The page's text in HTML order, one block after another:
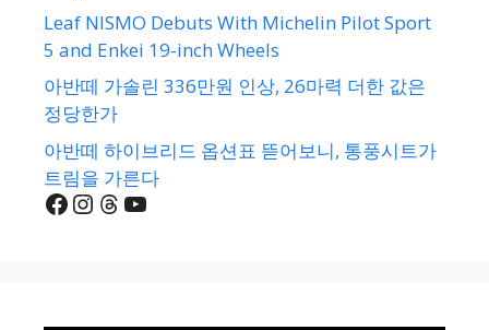
Leaf NISMO Debuts With Michelin Pilot Sport
5 and Enkei 19-inch Wheels
아반떼 가솔린 336만원 인상, 26마력 더한 값은
정당한가
아반떼 하이브리드 옵션표 뜯어보니, 통풍시트가
트림을 가른다
Facebook
Instagram
Threads
YouTube